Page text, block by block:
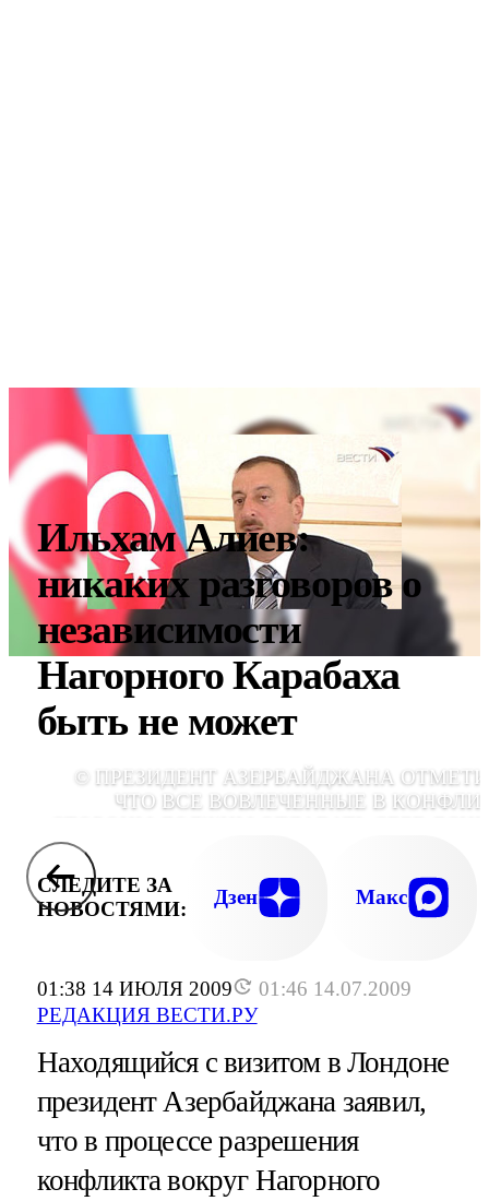
01:38 14 ИЮЛЯ 2009
01:46 14.07.2009
РЕДАКЦИЯ ВЕСТИ.РУ
Ильхам Алиев:
никаких разговоров о
независимости
Нагорного Карабаха
быть не может
© ПРЕЗИДЕНТ АЗЕРБАЙДЖАНА
ЧТО ВСЕ ВОВЛЕЧЕННЫЕ В
ОТЧЕТ В ТОМ, ЧТО НИКАКИХ
НЕЗАВИСИМОСТИ НАГОРНОГО
БЫТЬ НЕ
СЛЕДИТЕ ЗА
НОВОСТЯМИ:
Дзен Макс
Находящийся с визитом в Лондоне
президент Азербайджана заявил,
что в процессе разрешения
конфликта вокруг Нагорного